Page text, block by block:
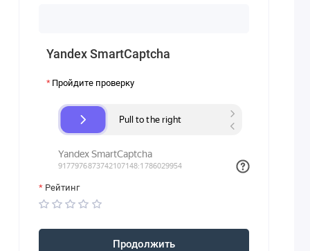
Yandex SmartCaptcha
Пройдите проверку
Рейтинг
Продолжить